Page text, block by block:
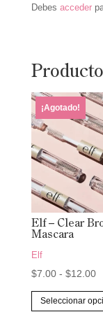
Debes acceder
¡Agotado!
Elf – Clear
Mascara
Elf
$7.00 - $12.00
Seleccionar